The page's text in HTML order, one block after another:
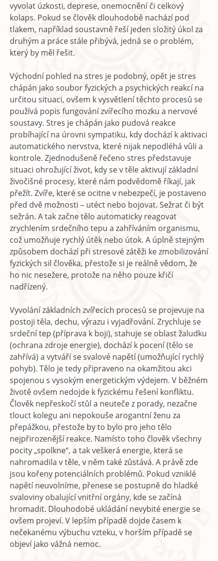
vyvolat úzkosti, deprese, onemocnění či celkový
kolaps. Pokud se člověk dlouhodobě nachází pod
tlakem, například soustavně řeší jeden složitý úkol za
druhým a práce stále přibývá, jedná se o problém,
který by měl řešit.
Východní pohled na stres je podobný, opět je stres
chápán jako soubor fyzických a psychických reakcí na
určitou situaci, ovšem k vysvětlení těchto procesů se
používá popis fungování zvířecího mozku a nervové
soustavy. Stres je chápán jako pudová reakce
probíhající na úrovni sympatiku, kdy dochází k aktivaci
automatického nervstva, které nijak nepodléhá vůli a
kontrole. Zjednodušeně řečeno stres představuje
situaci ohrožující život, kdy se v těle aktivují základní
živočišné procesy, které nám podvědomě říkají, jak
přežít. Zvíře, které se ocitne v nebezpečí, je postaveno
před dvě možnosti – utéct nebo bojovat. Sežrat či být
sežrán. A tak začne tělo automaticky reagovat
zrychlením srdečního tepu a zahříváním organismu,
což umožňuje rychlý útěk nebo útok. A úplně stejným
způsobem dochází při stresové zátěži ke zmobilizování
fyzických sil člověka, přestože si je reálně vědom, že
ho nic nesežere, protože na něho pouze křičí
nadřízený.
Vyvolání základních zvířecích procesů se projevuje na
postoji těla, dechu, výrazu i vyjadřování. Zrychluje se
srdeční tep (příprava k boji), stahuje se oblast žaludku
(ochrana zdroje energie), dochází k pocení (tělo se
zahřívá) a vytváří se svalové napětí (umožňující rychlý
pohyb). Tělo je tedy připraveno na okamžitou akci
spojenou s vysokým energetickým výdejem. V běžném
životě ovšem nedojde k fyzickému řešení konfliktu.
Člověk nepřeskočí stůl a neuteče z porady, nezačne
tlouct kolegu ani nepokouše arogantní ženu za
přepážkou, přestože by to bylo pro jeho tělo
nejpřirozenější reakce. Namísto toho člověk všechny
pocity „spolkne“, a tak veškerá energie, která se
nahromadila v těle, v něm také zůstává. A právě zde
jsou kořeny potenciálních problémů. Pokud vzniklé
napětí neuvolníme, přenese se postupně do hladké
svaloviny obalující vnitřní orgány, kde se začíná
hromadit. Dlouhodobé ukládání nevybité energie se
ovšem projeví. V lepším případě dojde časem k
nečekanému výbuchu vzteku, v horším případě se
objeví jako vážná nemoc.